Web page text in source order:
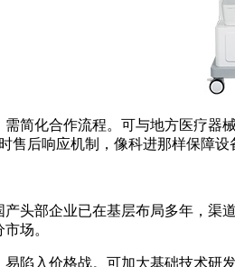
简化合作流程。可与地方医疗
售后响应机制，像科进那样保障
产头部企业已在基层布局多年，渠
场。
陷入价格战。可加大基础技术